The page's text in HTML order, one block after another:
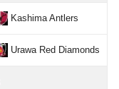
Kashima Antlers
Urawa Red Diamonds